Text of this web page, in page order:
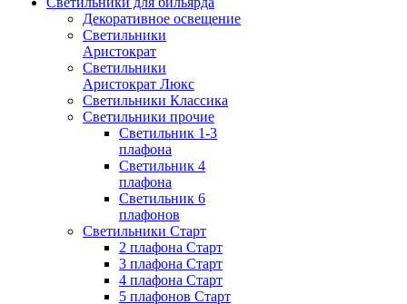
Декоративное освещение
Светильники
Аристократ
Светильники
Аристократ Люкс
Светильники Классика
Светильники прочие
Светильник 1-3
плафона
Светильник 4
плафона
Светильник 6
плафонов
Светильники Старт
2 плафона Старт
3 плафона Старт
4 плафона Старт
5 плафонов Старт